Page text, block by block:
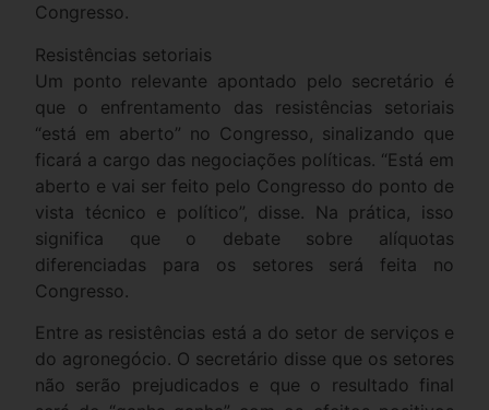
Congresso.
Resistências setoriais
Um ponto relevante apontado pelo secretário é
que o enfrentamento das resistências setoriais
“está em aberto” no Congresso, sinalizando que
ficará a cargo das negociações políticas. “Está em
aberto e vai ser feito pelo Congresso do ponto de
vista técnico e político”, disse. Na prática, isso
significa que o debate sobre alíquotas
diferenciadas para os setores será feita no
Congresso.
Entre as resistências está a do setor de serviços e
do agronegócio. O secretário disse que os setores
não serão prejudicados e que o resultado final